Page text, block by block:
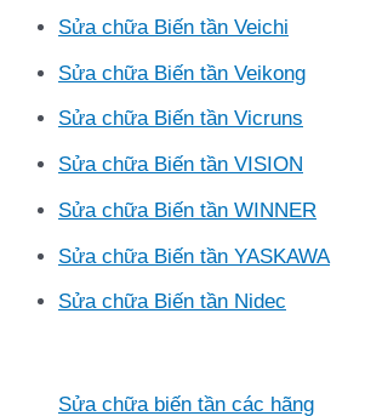
Sửa chữa Biến tần Veichi
Sửa chữa Biến tần Veikong
Sửa chữa Biến tần Vicruns
Sửa chữa Biến tần VISION
Sửa chữa Biến tần WINNER
Sửa chữa Biến tần YASKAWA
Sửa chữa Biến tần Nidec
Sửa chữa biến tần các hãng